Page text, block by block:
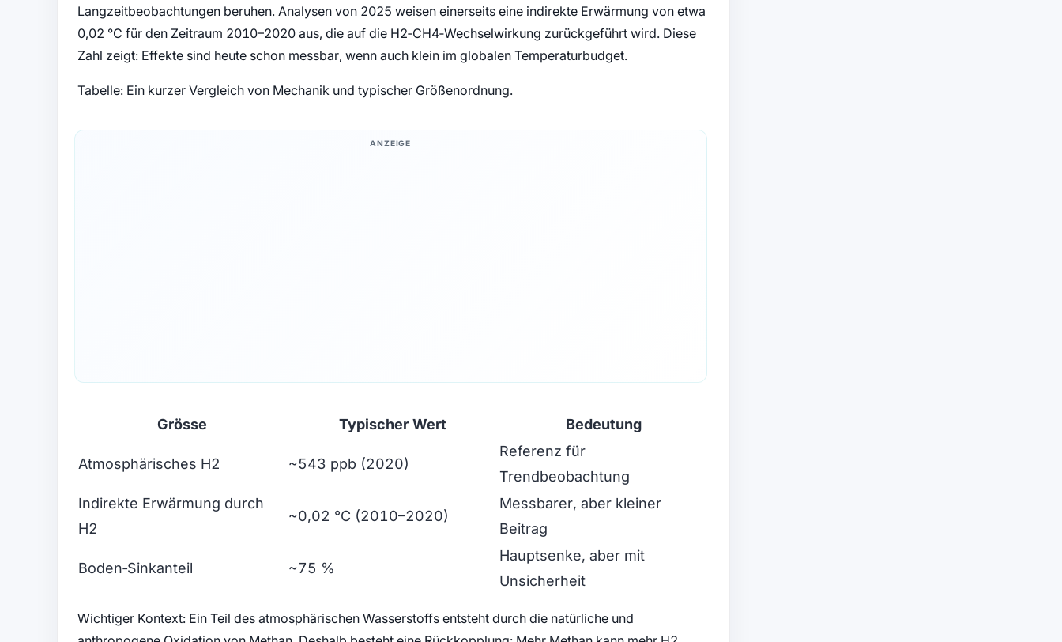
Langzeitbeobachtungen beruhen. Analysen von 2025 weisen einerseits eine indirekte Erwärmung von etwa
0,02 °C für den Zeitraum 2010–2020 aus, die auf die H2‑CH4‑Wechselwirkung zurückgeführt wird. Diese
Zahl zeigt: Effekte sind heute schon messbar, wenn auch klein im globalen Temperaturbudget.
Tabelle: Ein kurzer Vergleich von Mechanik und typischer Größenordnung.
ANZEIGE
Grösse Typischer Wert Bedeutung
Atmosphärisches H2 ~543 ppb (2020)
Referenz für
Trendbeobachtung
Indirekte Erwärmung durch
H2
~0,02 °C (2010–2020)
Messbarer, aber kleiner
Beitrag
Boden‑Sinkanteil ~75 %
Hauptsenke, aber mit
Unsicherheit
Wichtiger Kontext: Ein Teil des atmosphärischen Wasserstoffs entsteht durch die natürliche und